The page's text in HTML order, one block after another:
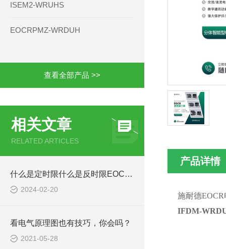
ISEM2-WRUHS
EOCRPMZ-WRDUH
查看全部产品 >>
相关文章
RELATED ARTICLES
什么是定时限什么是反时限EOCRDS1 DS3
2024-02-20
看电气原理图也有技巧，你会吗？
2021-05-28
产品详情
施耐德
IFDM-